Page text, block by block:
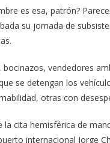
es esa, patrón?
su jornada de
vendedores
se detengan los
otras con
cita hemisférica de
internacional Jorge